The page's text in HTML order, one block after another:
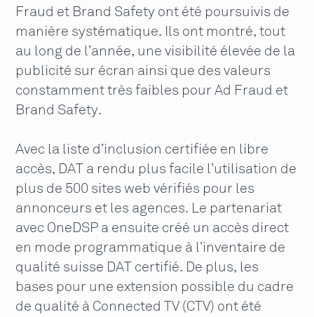
Fraud et Brand Safety ont été poursuivis de
manière systématique. Ils ont montré, tout
au long de l’année, une visibilité élevée de la
publicité sur écran ainsi que des valeurs
constamment très faibles pour Ad Fraud et
Brand Safety.
Avec la liste d’inclusion certifiée en libre
accès, DAT a rendu plus facile l’utilisation de
plus de 500 sites web vérifiés pour les
annonceurs et les agences. Le partenariat
avec OneDSP a ensuite créé un accès direct
en mode programmatique à l’inventaire de
qualité suisse DAT certifié. De plus, les
bases pour une extension possible du cadre
de qualité à Connected TV (CTV) ont été